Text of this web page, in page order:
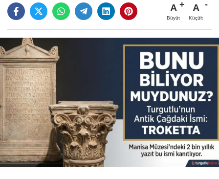
A
Büyüt
A
Küçült